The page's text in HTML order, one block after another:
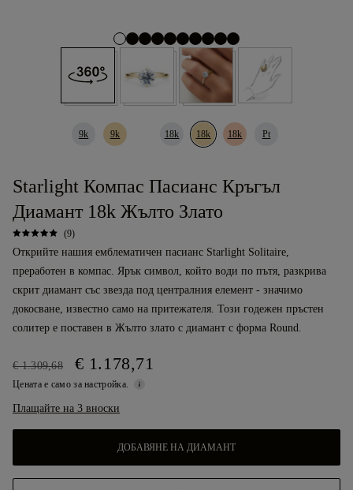
9k 9k 18k 18k 18k Pt
Starlight Компас Пасианс Кръгъл
Диамант 18k Жълто Злато
(9)
Открийте нашия емблематичен пасианс Starlight Solitaire,
преработен в компас. Ярък символ, който води по пътя, разкрива
скрит диамант със звезда под централния елемент - значимо
докосване, известно само на притежателя. Този годежен пръстен
солитер е поставен в Жълто злато с диамант с форма Round.
€ 1.309,68 € 1.178,71
Цената е само за настройка.
Плащайте на 3 вноски
ДОБАВЯНЕ НА ДИАМАНТ